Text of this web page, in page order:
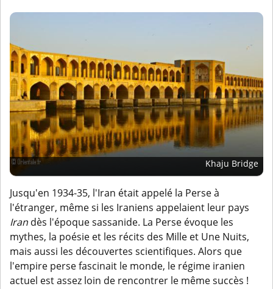
Khaju Bridge
Jusqu'en 1934-35, l'Iran était appelé la Perse à
l'étranger, même si les Iraniens appelaient leur pays
Iran dès l'époque sassanide. La Perse évoque les
mythes, la poésie et les récits des Mille et Une Nuits,
mais aussi les découvertes scientifiques. Alors que
l'empire perse fascinait le monde, le régime iranien
actuel est assez loin de rencontrer le même succès !